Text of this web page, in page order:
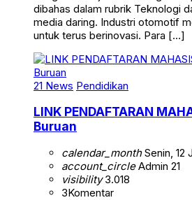
dibahas dalam rubrik Teknologi
media daring. Industri otomotif
untuk terus berinovasi. Para […]
21 News Pendidikan
LINK PENDAFTARAN
Buruan
calendar_monthSenin, 12
account_circleAdmin 21
visibility3.018
3Komentar